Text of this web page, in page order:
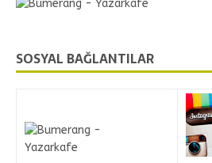
SOSYAL BAĞLANTILAR